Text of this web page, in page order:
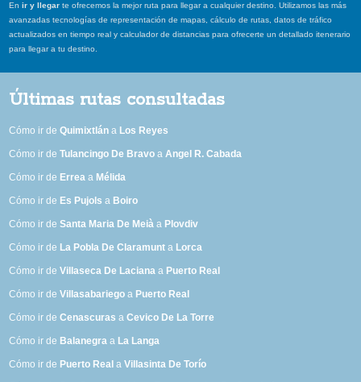
Enir y llegar te ofrecemos la mejor ruta para llegar a cualquier destino. Utilizamos las más
avanzadas tecnologías de representación de mapas, cálculo de rutas, datos de tráfico
actualizados en tiempo real y calculador de distancias para ofrecerte un detallado itenerario
para llegar a tu destino.
Últimas rutas consultadas
Cómo ir deQuimixtlán a Los Reyes
Cómo ir deTulancingo De Bravo aAngel R. Cabada
Cómo ir de Errea a Mélida
Cómo ir de Es Pujols a Boiro
Cómo ir deSanta Maria De Meià a Plovdiv
Cómo ir de La Pobla De Claramunt a Lorca
Cómo ir deVillaseca De Laciana a Puerto Real
Cómo ir deVillasabariego a Puerto Real
Cómo ir deCenascuras aCevico De La Torre
Cómo ir de Balanegra a La Langa
Cómo ir de Puerto Real aVillasinta De Torío